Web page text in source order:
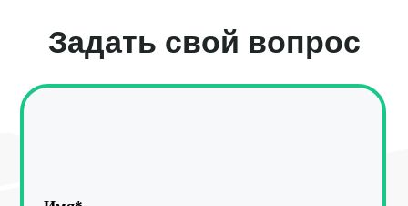
Политикой конфиденциальности